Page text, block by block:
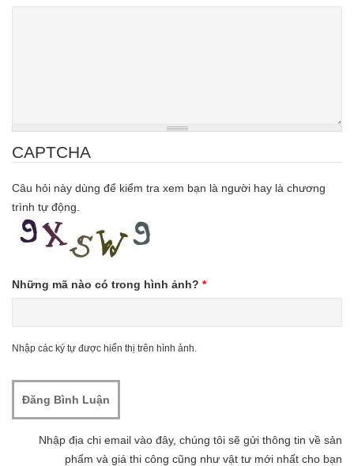
CAPTCHA
Câu hỏi này dùng để kiểm tra xem bạn là người hay là chương
trình tự động.
Những mã nào có trong hình ảnh? *
Nhập các ký tự được hiển thị trên hình ảnh.
Nhập địa chi email vào đây, chúng tôi sẽ gửi thông tin về sản
phẩm và giá thi công cũng như vật tư mới nhất cho bạn